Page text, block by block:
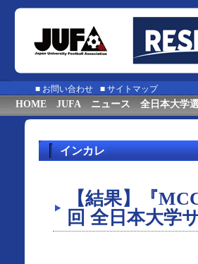
■ お問い合わせ ■ サイトマップ
HOME JUFA ニュース 全日本大学
インカレ
【結果】『
回 全日本大学